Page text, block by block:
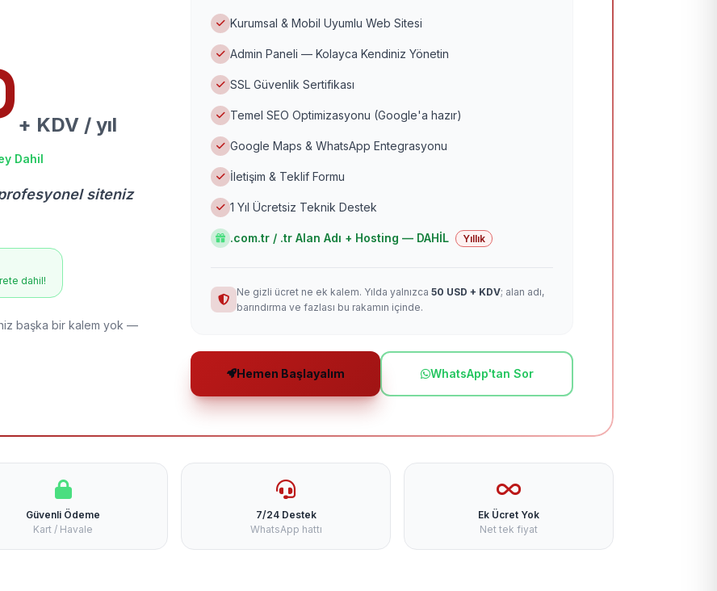
+ KDV / yıl
Dahil
siteniz
dahil!
başka bir kalem yok —
Kurumsal & Mobil Uyumlu Web Sitesi
Admin Paneli — Kolayca Kendiniz Yönetin
SSL Güvenlik Sertifikası
Temel SEO Optimizasyonu (Google'a hazır)
Google Maps & WhatsApp Entegrasyonu
İletişim & Teklif Formu
1 Yıl Ücretsiz Teknik Destek
.com.tr / .tr Alan Adı + Hosting — DAHİL Yıllık
Ne gizli ücret ne ek kalem. Yılda yalnızca 50 USD + KDV; alan adı,
barındırma ve fazlası bu rakamın içinde.
Hemen Başlayalım WhatsApp'tan Sor
Güvenli Ödeme
Kart / Havale
7/24 Destek
WhatsApp hattı
Ek Ücret Yok
Net tek fiyat